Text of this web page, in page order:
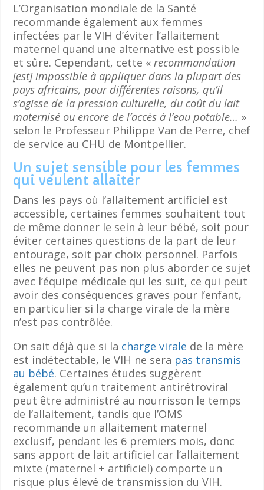
L’Organisation mondiale de la Santé
recommande également aux femmes
infectées par le VIH d’éviter l’allaitement
maternel quand une alternative est possible
et sûre. Cependant, cette « recommandation
[est] impossible à appliquer dans la plupart des
pays africains, pour différentes raisons, qu’il
s’agisse de la pression culturelle, du coût du lait
maternisé ou encore de l’accès à l’eau potable… »
selon le Professeur Philippe Van de Perre, chef
de service au CHU de Montpellier.
Un sujet sensible pour les femmes
qui veulent allaiter
Dans les pays où l’allaitement artificiel est
accessible, certaines femmes souhaitent tout
de même donner le sein à leur bébé, soit pour
éviter certaines questions de la part de leur
entourage, soit par choix personnel. Parfois
elles ne peuvent pas non plus aborder ce sujet
avec l’équipe médicale qui les suit, ce qui peut
avoir des conséquences graves pour l’enfant,
en particulier si la charge virale de la mère
n’est pas contrôlée.
On sait déjà que si la charge virale de la mère
est indétectable, le VIH ne sera pas transmis
au bébé. Certaines études suggèrent
également qu’un traitement antirétroviral
peut être administré au nourrisson le temps
de l’allaitement, tandis que l’OMS
recommande un allaitement maternel
exclusif, pendant les 6 premiers mois, donc
sans apport de lait artificiel car l’allaitement
mixte (maternel + artificiel) comporte un
risque plus élevé de transmission du VIH.